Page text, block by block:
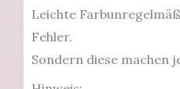
Leichte
Fehler.
Sondern diese machen